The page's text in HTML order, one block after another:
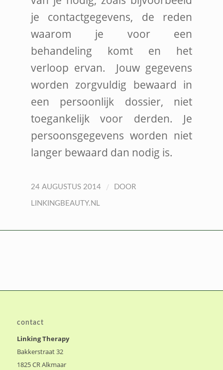
je contactgegevens, de reden
waarom je voor een
behandeling komt en het
verloop ervan. Jouw gegevens
worden zorgvuldig bewaard in
een persoonlijk dossier, niet
toegankelijk voor derden. Je
persoonsgegevens worden niet
langer bewaard dan nodig is.
24 AUGUSTUS 2014 / DOOR
LINKINGBEAUTY.NL
contact
Linking Therapy
Bakkerstraat 32
1825 CR Alkmaar